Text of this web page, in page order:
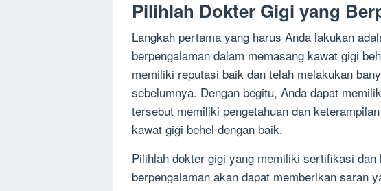
Pilihlah Dokter Gigi yang
Langkah pertama yang harus Anda lakukan
berpengalaman dalam memasang kawat gigi
memiliki reputasi baik dan telah melakukan
sebelumnya. Dengan begitu, Anda dapat
tersebut memiliki pengetahuan dan
kawat gigi behel dengan baik.
Pilihlah dokter gigi yang memiliki sertifikasi
berpengalaman akan dapat memberikan saran